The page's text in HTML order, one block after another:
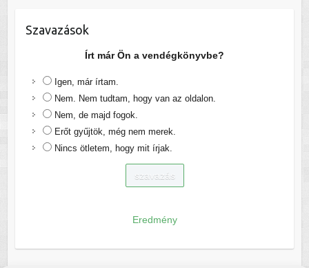
Szavazások
Írt már Ön a vendégkönyvbe?
Igen, már írtam.
Nem. Nem tudtam, hogy van az oldalon.
Nem, de majd fogok.
Erőt gyűjtök, még nem merek.
Nincs ötletem, hogy mit írjak.
Eredmény